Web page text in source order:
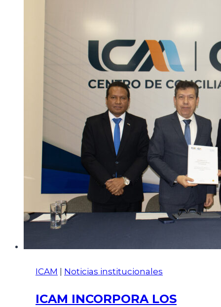
ICAM | Noticias institucionales
ICAM INCORPORA LOS